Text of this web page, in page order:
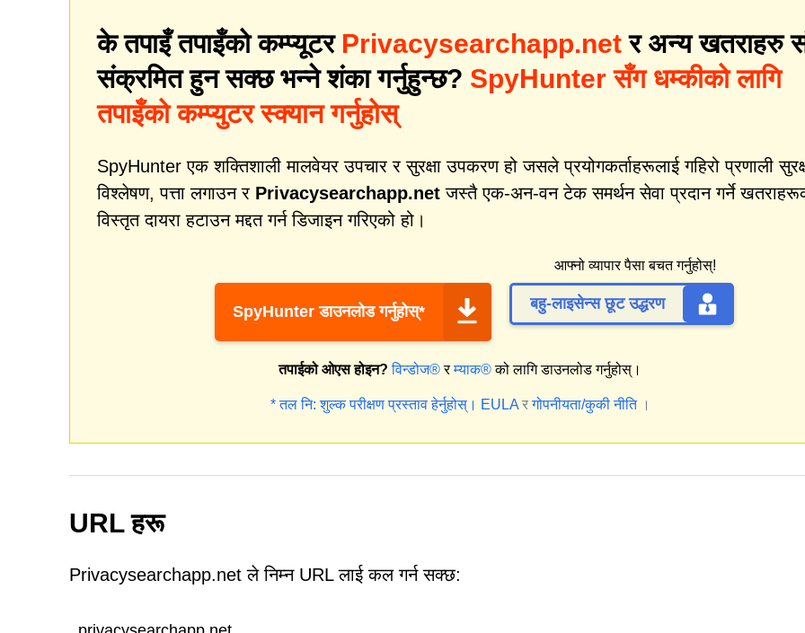
के तपाइँ तपाइँको कम्प्यूटर Privacysearchapp.net र अन्य खतराहरु
संक्रमित हुन सक्छ भन्ने शंका गर्नुहुन्छ? SpyHunter सँग धम्कीको लागि
तपाइँको कम्प्युटर स्क्यान गर्नुहोस्
SpyHunter एक शक्तिशाली मालवेयर उपचार र सुरक्षा उपकरण हो जसले प्रयोगकर्ताहरूलाई गहिरो प्रणाली
विश्लेषण, पत्ता लगाउन र Privacysearchapp.net जस्तै एक-अन-वन टेक समर्थन सेवा प्रदान गर्ने
विस्तृत दायरा हटाउन मद्दत गर्न डिजाइन गरिएको हो।
SpyHunter डाउनलोड गर्नुहोस्*
आफ्नो व्यापार पैसा बचत गर्नुहोस्!
बहु-लाइसेन्स छूट उद्धरण
तपाईको ओएस होइन? विन्डोज®रम्याक®को लागि डाउनलोड गर्नुहोस्।
* तल नि: शुल्क परीक्षण प्रस्ताव हेर्नुहोस्। EULAरगोपनीयता/कुकी नीति।
URL हरू
Privacysearchapp.net ले निम्न URL लाई कल गर्न सक्छ: